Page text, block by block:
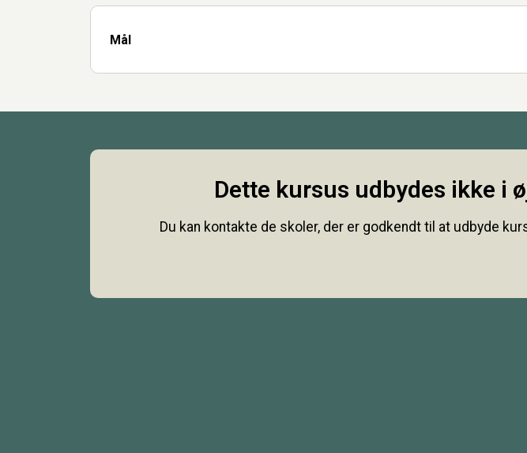
Mål
Dette kursus udbydes ikke i
Du kan kontakte de skoler, der er godkendt til at udbyde